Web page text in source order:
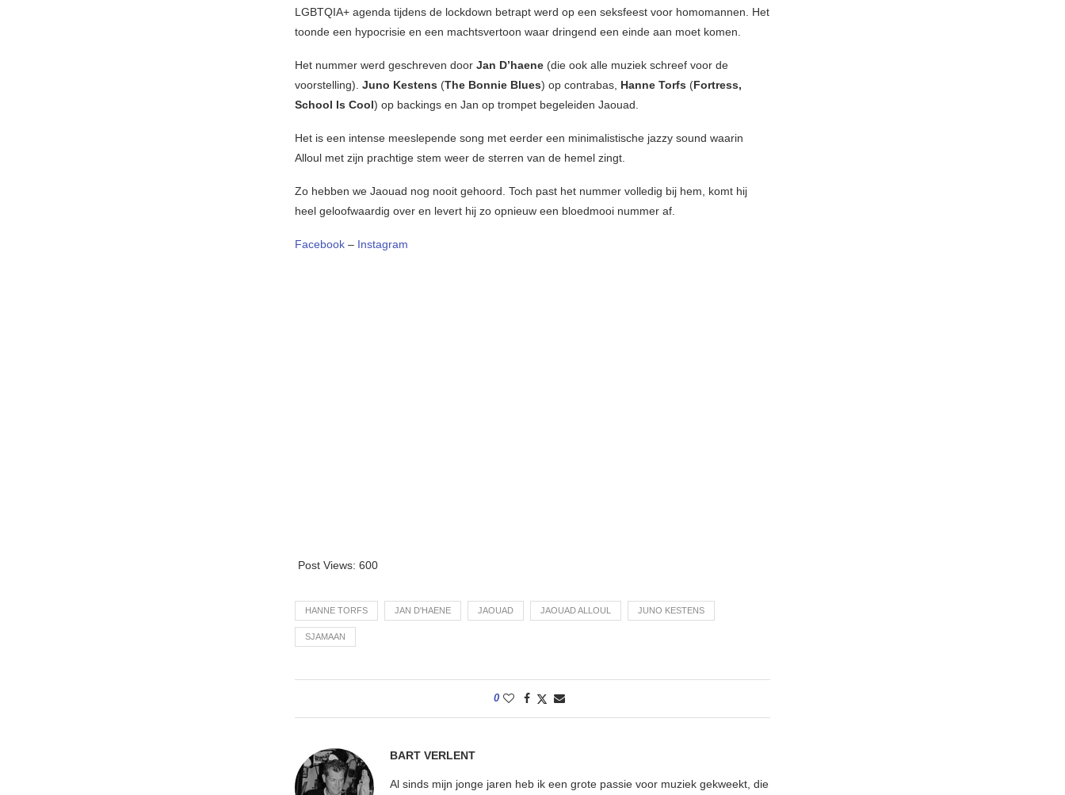
LGBTQIA+ agenda tijdens de lockdown betrapt werd op een seksfeest voor homomannen. Het
toonde een hypocrisie en een machtsvertoon waar dringend een einde aan moet komen.
Het nummer werd geschreven door Jan D’haene (die ook alle muziek schreef voor de
voorstelling). Juno Kestens (The Bonnie Blues) op contrabas, Hanne Torfs (Fortress,
School Is Cool) op backings en Jan op trompet begeleiden Jaouad.
Het is een intense meeslepende song met eerder een minimalistische jazzy sound waarin
Alloul met zijn prachtige stem weer de sterren van de hemel zingt.
Zo hebben we Jaouad nog nooit gehoord. Toch past het nummer volledig bij hem, komt hij
heel geloofwaardig over en levert hij zo opnieuw een bloedmooi nummer af.
Facebook – Instagram
Post Views: 600
HANNE TORFS JAN D'HAENE JAOUAD JAOUAD ALLOUL JUNO KESTENS
SJAMAAN
0
BART VERLENT
Al sinds mijn jonge jaren heb ik een grote passie voor muziek gekweekt, die